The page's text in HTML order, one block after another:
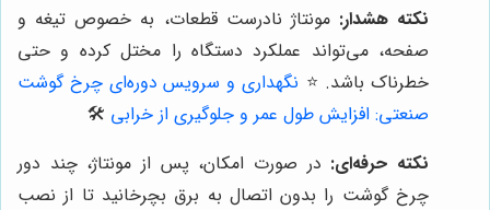
نکته هشدار: مونتاژ نادرست قطعات، به خصوص تیغه و
صفحه، می‌تواند عملکرد دستگاه را مختل کرده و حتی
خطرناک باشد. ⭐️ نگهداری و سرویس دوره‌ای چرخ گوشت
صنعتی: افزایش طول عمر و جلوگیری از خرابی 🛠️
نکته حرفه‌ای: در صورت امکان، پس از مونتاژ، چند دور
چرخ گوشت را بدون اتصال به برق بچرخانید تا از نصب